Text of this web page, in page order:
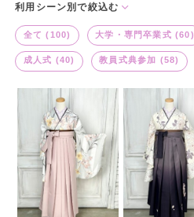
利用シーン別で絞込む
全て (100) 大学・専門卒業式 (60)
成人式 (40) 教員式典参加 (58)